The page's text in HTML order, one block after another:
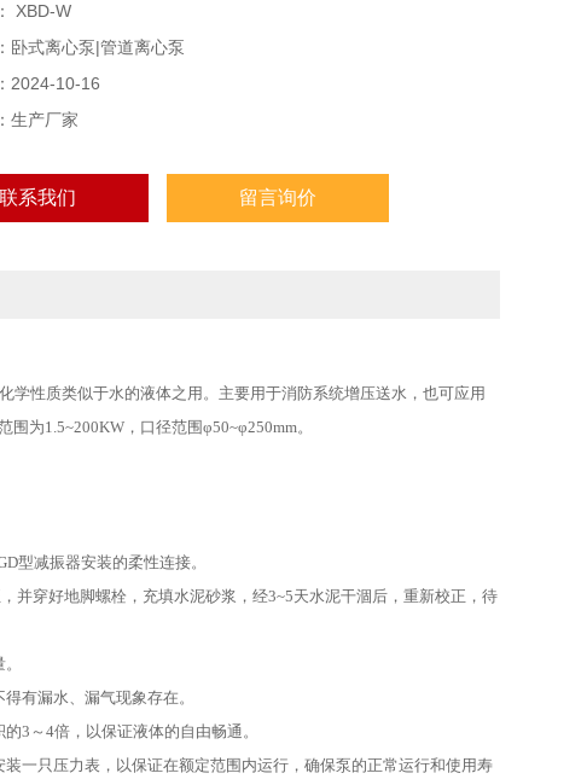
XBD-W
卧式离心泵|管道离心泵
2024-10-16
生产厂家
联系我们 留言询价
性质类似于水的液体之用。主要用于消防系统增压送水，也可应用
为1.5~200KW，口径范围φ50~φ250mm。
型减振器安装的柔性连接。
并穿好地脚螺栓，充填水泥砂浆，经3~5天水泥干涸后，重新校正，待
有漏水、漏气现象存在。
3～4倍，以保证液体的自由畅通。
一只压力表，以保证在额定范围内运行，确保泵的正常运行和使用寿